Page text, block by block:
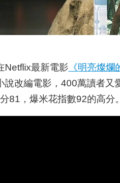
Netflix最新電影 《明亮燦爛
改編電影，400萬讀者又
81，爆米花指數92的高分。